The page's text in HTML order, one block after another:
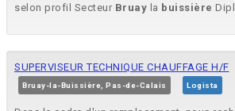
selon profil Secteur Bruay la buissière
SUPERVISEUR TECHNIQUE CHAUFFAGE H/F
Bruay-la-Buissière, Pas-de-Calais Logista